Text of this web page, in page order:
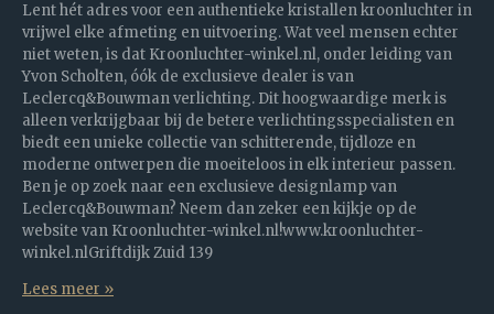
Lent hét adres voor een authentieke kristallen kroonluchter in
vrijwel elke afmeting en uitvoering. Wat veel mensen echter
niet weten, is dat Kroonluchter-winkel.nl, onder leiding van
Yvon Scholten, óók de exclusieve dealer is van
Leclercq&Bouwman verlichting. Dit hoogwaardige merk is
alleen verkrijgbaar bij de betere verlichtingsspecialisten en
biedt een unieke collectie van schitterende, tijdloze en
moderne ontwerpen die moeiteloos in elk interieur passen.
Ben je op zoek naar een exclusieve designlamp van
Leclercq&Bouwman? Neem dan zeker een kijkje op de
website van Kroonluchter-winkel.nl!www.kroonluchter-
winkel.nlGriftdijk Zuid 139
Lees meer »